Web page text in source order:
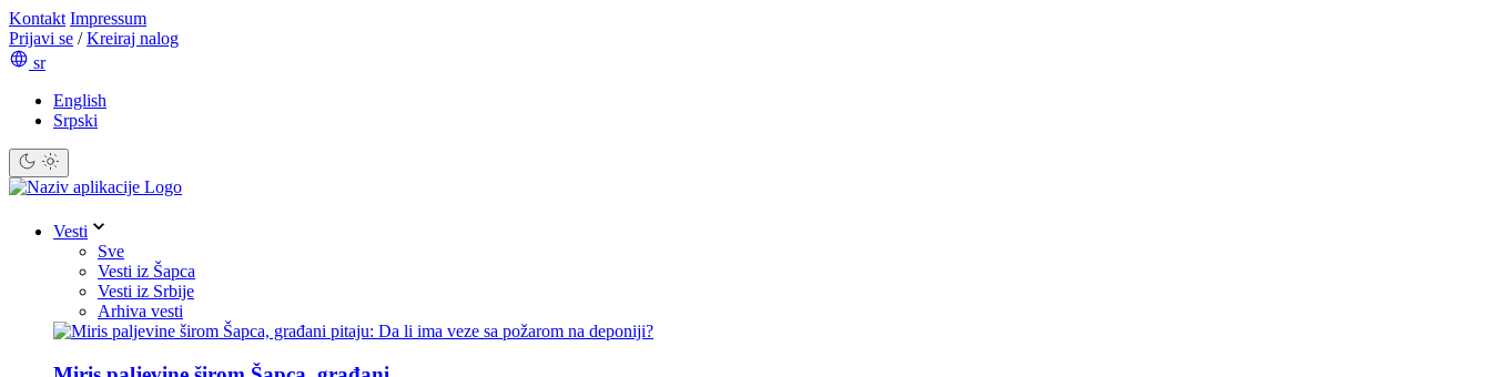
Kontakt Impressum
Prijavi se / Kreiraj nalog
sr
English
Srpski
Vesti
Sve
Vesti iz Šapca
Vesti iz Srbije
Arhiva vesti